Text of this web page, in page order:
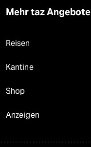
Mehr taz Angebote
Reisen
Kantine
Shop
Anzeigen